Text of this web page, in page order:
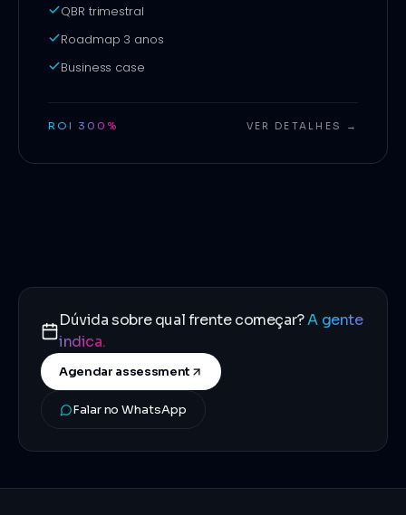
QBR trimestral
Roadmap 3 anos
Business case
ROI 300% VER DETALHES →
Dúvida sobre qual frente começar?A gente
indica.
Agendar assessment
Falar no WhatsApp